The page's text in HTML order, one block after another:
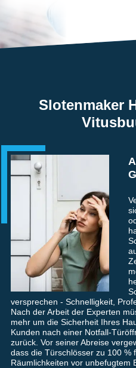
Slotenmaker
versprechen - Schnelligkeit,
Nach der Arbeit der Experten
mehr um die Sicherheit Ihres
Kunden nach einer Notfall-
zurück. Vor seiner Abreise
dass die Türschlösser zu 100 %
Räumlichkeiten vor unbefugtem